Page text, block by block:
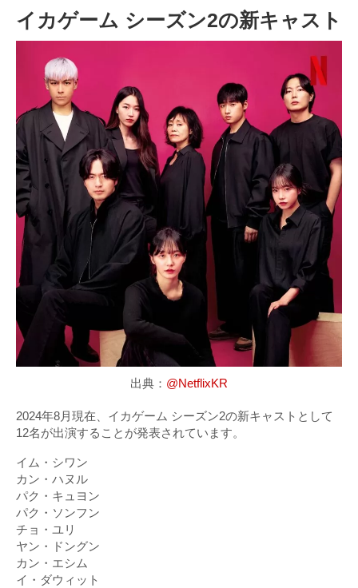
イカゲーム シーズン2の新キャスト
出典： @NetflixKR
2024年8月現在、イカゲーム シーズン2の新キャストとして
12名が出演することが発表されています。
イム・シワン
カン・ハヌル
パク・キュヨン
パク・ソンフン
チョ・ユリ
ヤン・ドングン
カン・エシム
イ・ダウィット